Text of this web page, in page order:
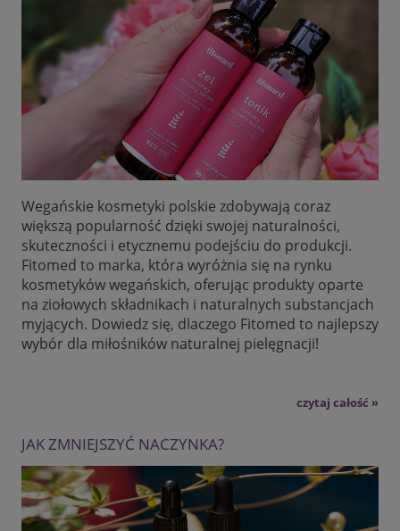
Wegańskie kosmetyki polskie zdobywają coraz
większą popularność dzięki swojej naturalności,
skuteczności i etycznemu podejściu do produkcji.
Fitomed to marka, która wyróżnia się na rynku
kosmetyków wegańskich, oferując produkty oparte
na ziołowych składnikach i naturalnych substancjach
myjących. Dowiedz się, dlaczego Fitomed to najlepszy
wybór dla miłośników naturalnej pielęgnacji!
czytaj całość »
JAK ZMNIEJSZYĆ NACZYNKA?